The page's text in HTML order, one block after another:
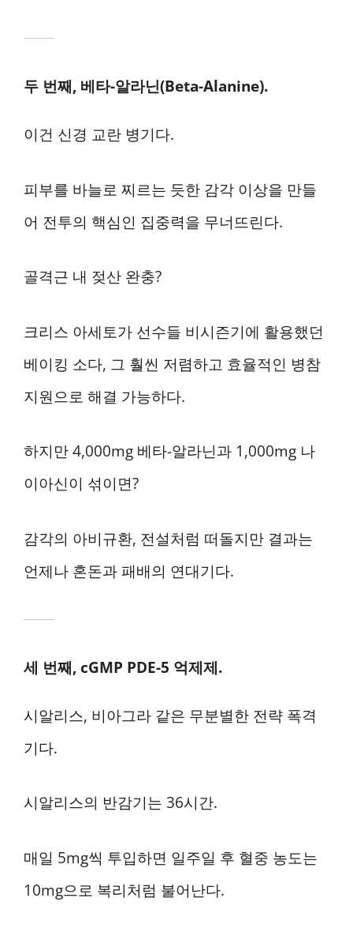
두 번째, 베타-알라닌(Beta-Alanine).
이건 신경 교란 병기다.
피부를 바늘로 찌르는 듯한 감각 이상을 만들
어 전투의 핵심인 집중력을 무너뜨린다.
골격근 내 젖산 완충?
크리스 아세토가 선수들 비시즌기에 활용했던
베이킹 소다, 그 훨씬 저렴하고 효율적인 병참
지원으로 해결 가능하다.
하지만 4,000mg 베타-알라닌과 1,000mg 나
이아신이 섞이면?
감각의 아비규환, 전설처럼 떠돌지만 결과는
언제나 혼돈과 패배의 연대기다.
세 번째, cGMP PDE-5 억제제.
시알리스, 비아그라 같은 무분별한 전략 폭격
기다.
시알리스의 반감기는 36시간.
매일 5mg씩 투입하면 일주일 후 혈중 농도는
10mg으로 복리처럼 불어난다.